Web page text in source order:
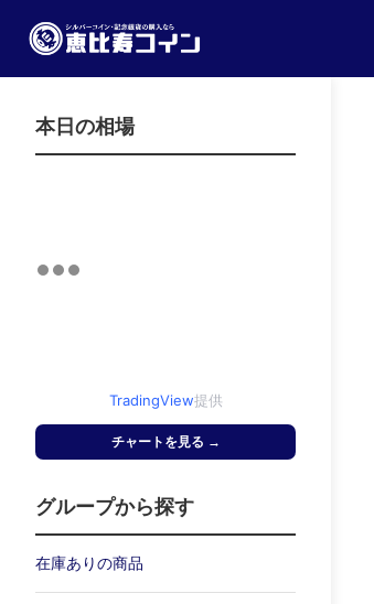
本日の相場
TradingView提供
チャートを見る →
グループから探す
在庫ありの商品